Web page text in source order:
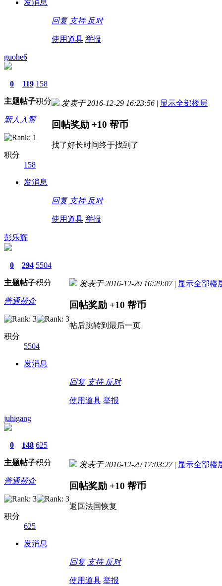
发消息
回复 支持 反对
使用道具 举报
guohe6
0
主题
119
帖子
158
积分
新人入帮
积分
158
发消息
发表于 2016-12-29 16:23:56 | 显示全部楼层
回帖奖励 +10 帮币
找了好长时间终于找到了
回复 支持 反对
使用道具 举报
彭乐辉
0
主题
294
帖子
5504
积分
普通帮众
积分
5504
发消息
发表于 2016-12-29 16:29:07 | 显示全部楼
回帖奖励 +10 帮币
帖后跳转到最后一页
回复 支持 反对
使用道具 举报
juhigang
0
主题
148
帖子
625
积分
普通帮众
积分
625
发消息
发表于 2016-12-29 17:03:27 | 显示全部楼
回帖奖励 +10 帮币
返回法国恢复
回复 支持 反对
使用道具 举报